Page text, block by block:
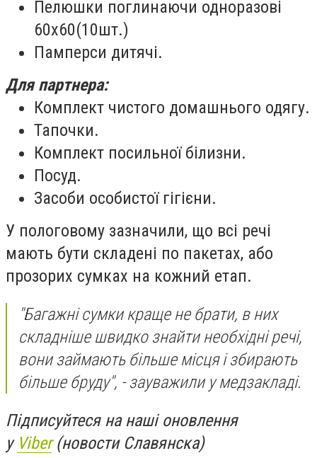
Пелюшки поглинаючи одноразові
60х60(10шт.)
Памперси дитячі.
Для партнера:
Комплект чистого домашнього одягу.
Тапочки.
Комплект посильної білизни.
Посуд.
Засоби особистої гігієни.
У пологовому зазначили, що всі речі
мають бути складені по пакетах, або
прозорих сумках на кожний етап.
"Багажні сумки краще не брати, в них
складніше швидко знайти необхідні речі,
вони займають більше місця і збирають
більше бруду", - зауважили у медзакладі.
Підписуйтеся на наші оновлення
у Viber(новости Славянска)